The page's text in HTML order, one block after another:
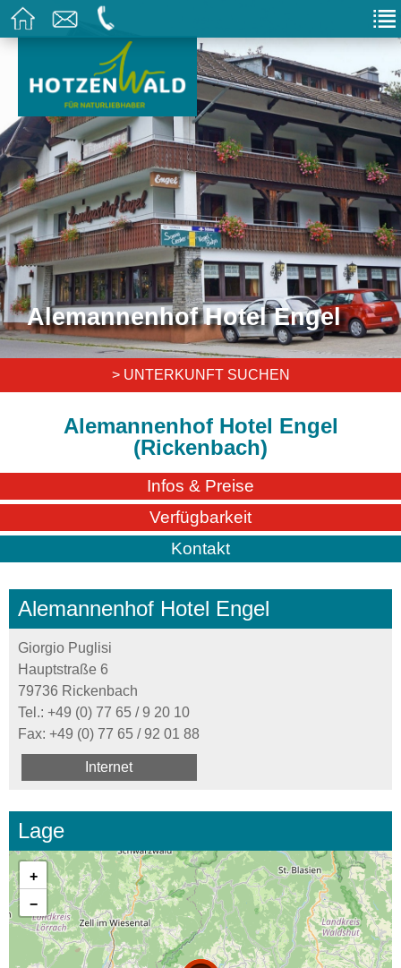
Alemannenhof Hotel Engel
> UNTERKUNFT SUCHEN
Alemannenhof Hotel Engel
(Rickenbach)
Infos & Preise
Verfügbarkeit
Kontakt
Alemannenhof Hotel Engel
Giorgio Puglisi
Hauptstraße 6
79736 Rickenbach
Tel.: +49 (0) 77 65 / 9 20 10
Fax: +49 (0) 77 65 / 92 01 88
Internet
Lage
+
−